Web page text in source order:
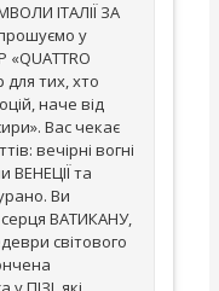
ІТАЛІЇ ЗА
у
для тих, хто
наче від
Вас чекає
вечірні вогні
та
Ви
ВАТИКАНУ,
світового